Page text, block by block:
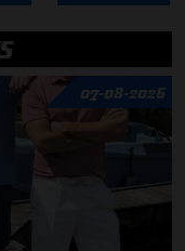
07-08-2026